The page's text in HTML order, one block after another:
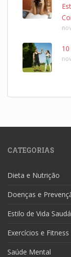
CATEGORIAS
Dieta e Nutrição
Doenças e
Estilo de Vida
Exercícios e Fitness
Saúde Mental